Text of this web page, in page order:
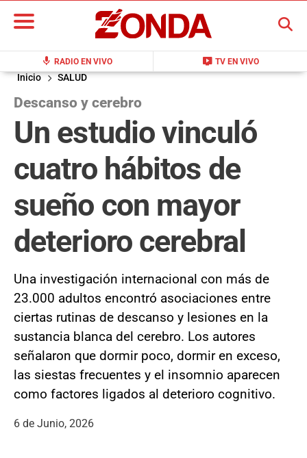
mic RADIO EN VIVO live_tv TV EN VIVO
BUSCAR
Inicio SALUD
Descanso y cerebro
Un estudio vinculó
cuatro hábitos de
sueño con mayor
deterioro cerebral
Una investigación internacional con más de
23.000 adultos encontró asociaciones entre
ciertas rutinas de descanso y lesiones en la
sustancia blanca del cerebro. Los autores
señalaron que dormir poco, dormir en exceso,
las siestas frecuentes y el insomnio aparecen
como factores ligados al deterioro cognitivo.
6 de Junio, 2026